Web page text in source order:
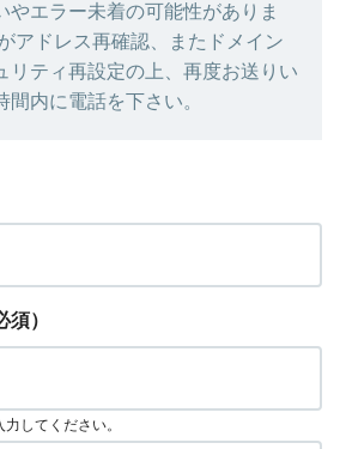
エラー未着の可能性がありま
アドレス再確認、またドメイン
リティ再設定の上、再度お送りい
間内に電話を下さい。
須）
してください。